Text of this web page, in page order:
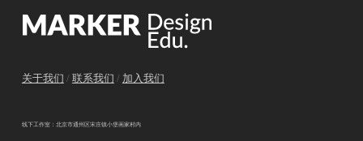
关于我们 / 联系我们 / 加入我们
线下工作室：北京市通州区宋庄镇小堡画家村内